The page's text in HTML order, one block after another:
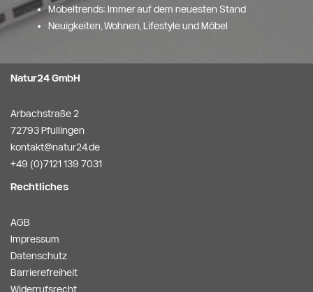
Möbeltrends: Immer auf dem neuesten Stand
Neuigkeiten, Wohnen, Lifestyle und Möbel
Natur24 GmbH
Arbachstraße 2
72793 Pfullingen
kontakt@natur24.de
+49 (0)7121 139 7031
Rechtliches
AGB
Impressum
Datenschutz
Barrierefreiheit
Widerrufsrecht